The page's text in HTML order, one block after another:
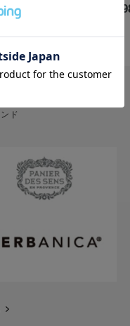
無香料
ムミスト フ
￥
ド